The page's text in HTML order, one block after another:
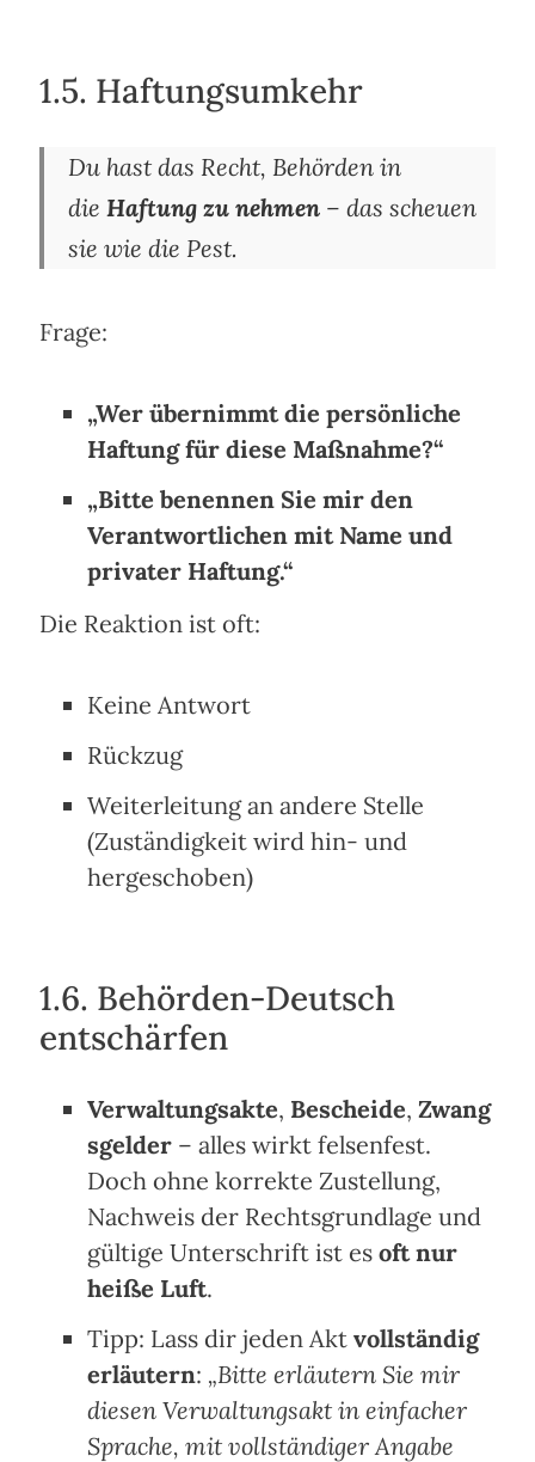
1.5. Haftungsumkehr
Du hast das Recht, Behörden in
die Haftung zu nehmen – das scheuen
sie wie die Pest.
Frage:
„Wer übernimmt die persönliche
Haftung für diese Maßnahme?“
„Bitte benennen Sie mir den
Verantwortlichen mit Name und
privater Haftung.“
Die Reaktion ist oft:
Keine Antwort
Rückzug
Weiterleitung an andere Stelle
(Zuständigkeit wird hin- und
hergeschoben)
1.6. Behörden-Deutsch
entschärfen
Verwaltungsakte, Bescheide,Zwang
sgelder – alles wirkt felsenfest.
Doch ohne korrekte Zustellung,
Nachweis der Rechtsgrundlage und
gültige Unterschrift ist esoft nur
heiße Luft.
Tipp: Lass dir jeden Aktvollständig
erläutern: „Bitte erläutern Sie mir
diesen Verwaltungsakt in einfacher
Sprache, mit vollständiger Angabe